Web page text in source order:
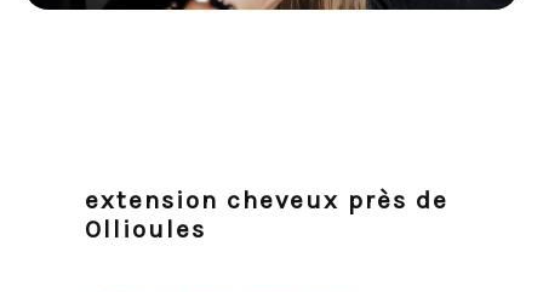
extension cheveux près de
Ollioules